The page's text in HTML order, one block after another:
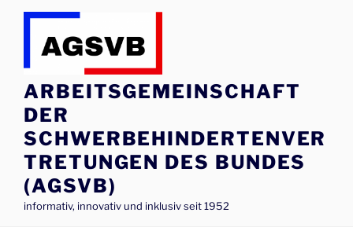
Zum
springen
ARBEITSGEMEINSCHAFT
DER
SCHWERBEHINDERTENVER
TRETUNGEN DES BUNDES
(AGSVB)
informativ, innovativ und inklusiv seit 1952